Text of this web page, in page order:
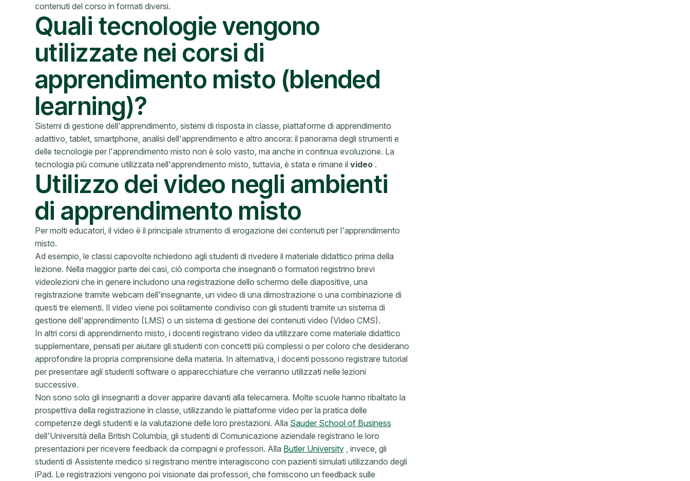
contenuti del corso in formati diversi.
Quali tecnologie vengono
utilizzate nei corsi di
apprendimento misto (blended
learning)?
Sistemi di gestione dell'apprendimento, sistemi di risposta in classe, piattaforme di apprendimento
adattivo, tablet, smartphone, analisi dell'apprendimento e altro ancora: il panorama degli strumenti e
delle tecnologie per l'apprendimento misto non è solo vasto, ma anche in continua evoluzione. La
tecnologia più comune utilizzata nell'apprendimento misto, tuttavia, è stata e rimane il video .
Utilizzo dei video negli ambienti
di apprendimento misto
Per molti educatori, il video è il principale strumento di erogazione dei contenuti per l'apprendimento
misto.
Ad esempio, le classi capovolte richiedono agli studenti di rivedere il materiale didattico prima della
lezione. Nella maggior parte dei casi, ciò comporta che insegnanti o formatori registrino brevi
videolezioni che in genere includono una registrazione dello schermo delle diapositive, una
registrazione tramite webcam dell'insegnante, un video di una dimostrazione o una combinazione di
questi tre elementi. Il video viene poi solitamente condiviso con gli studenti tramite un sistema di
gestione dell'apprendimento (LMS) o un sistema di gestione dei contenuti video (Video CMS).
In altri corsi di apprendimento misto, i docenti registrano video da utilizzare come materiale didattico
supplementare, pensati per aiutare gli studenti con concetti più complessi o per coloro che desiderano
approfondire la propria comprensione della materia. In alternativa, i docenti possono registrare tutorial
per presentare agli studenti software o apparecchiature che verranno utilizzati nelle lezioni
successive.
Non sono solo gli insegnanti a dover apparire davanti alla telecamera. Molte scuole hanno ribaltato la
prospettiva della registrazione in classe, utilizzando le piattaforme video per la pratica delle
competenze degli studenti e la valutazione delle loro prestazioni. Alla Sauder School of Business
dell'Università della British Columbia, gli studenti di Comunicazione aziendale registrano le loro
presentazioni per ricevere feedback da compagni e professori. Alla Butler University , invece, gli
studenti di Assistente medico si registrano mentre interagiscono con pazienti simulati utilizzando degli
iPad. Le registrazioni vengono poi visionate dai professori, che forniscono un feedback sulle